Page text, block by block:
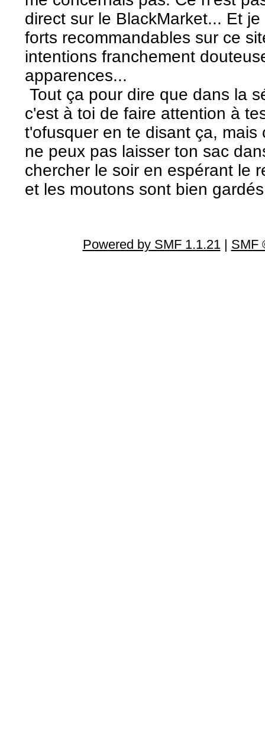
direct sur le BlackMarket... Et
forts recommandables sur ce
intentions franchement
apparences...
Tout ça pour dire que dans la
c'est à toi de faire attention à
t'ofusquer en te disant ça,
ne peux pas laisser ton sac
chercher le soir en espérant le
et les moutons sont bien
Powered by SMF 1.1.21| SMF